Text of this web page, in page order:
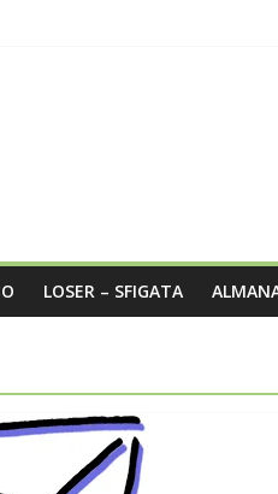
LOSER – SFIGATA